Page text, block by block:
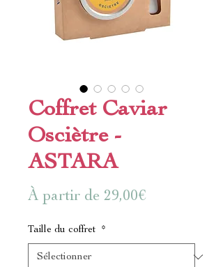
Coffret Caviar
Osciètre -
ASTARA
À partir de 29,00€Prix
Taille du coffret *